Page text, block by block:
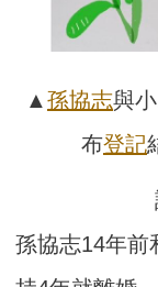
▲ 孫協志與
布登記
孫協志14年前